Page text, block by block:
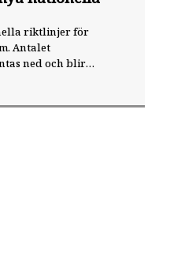
riktlinjer för
Antalet
ned och blir